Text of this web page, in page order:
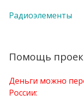
Радиоэлементы
Помощь
Деньги можно
России: